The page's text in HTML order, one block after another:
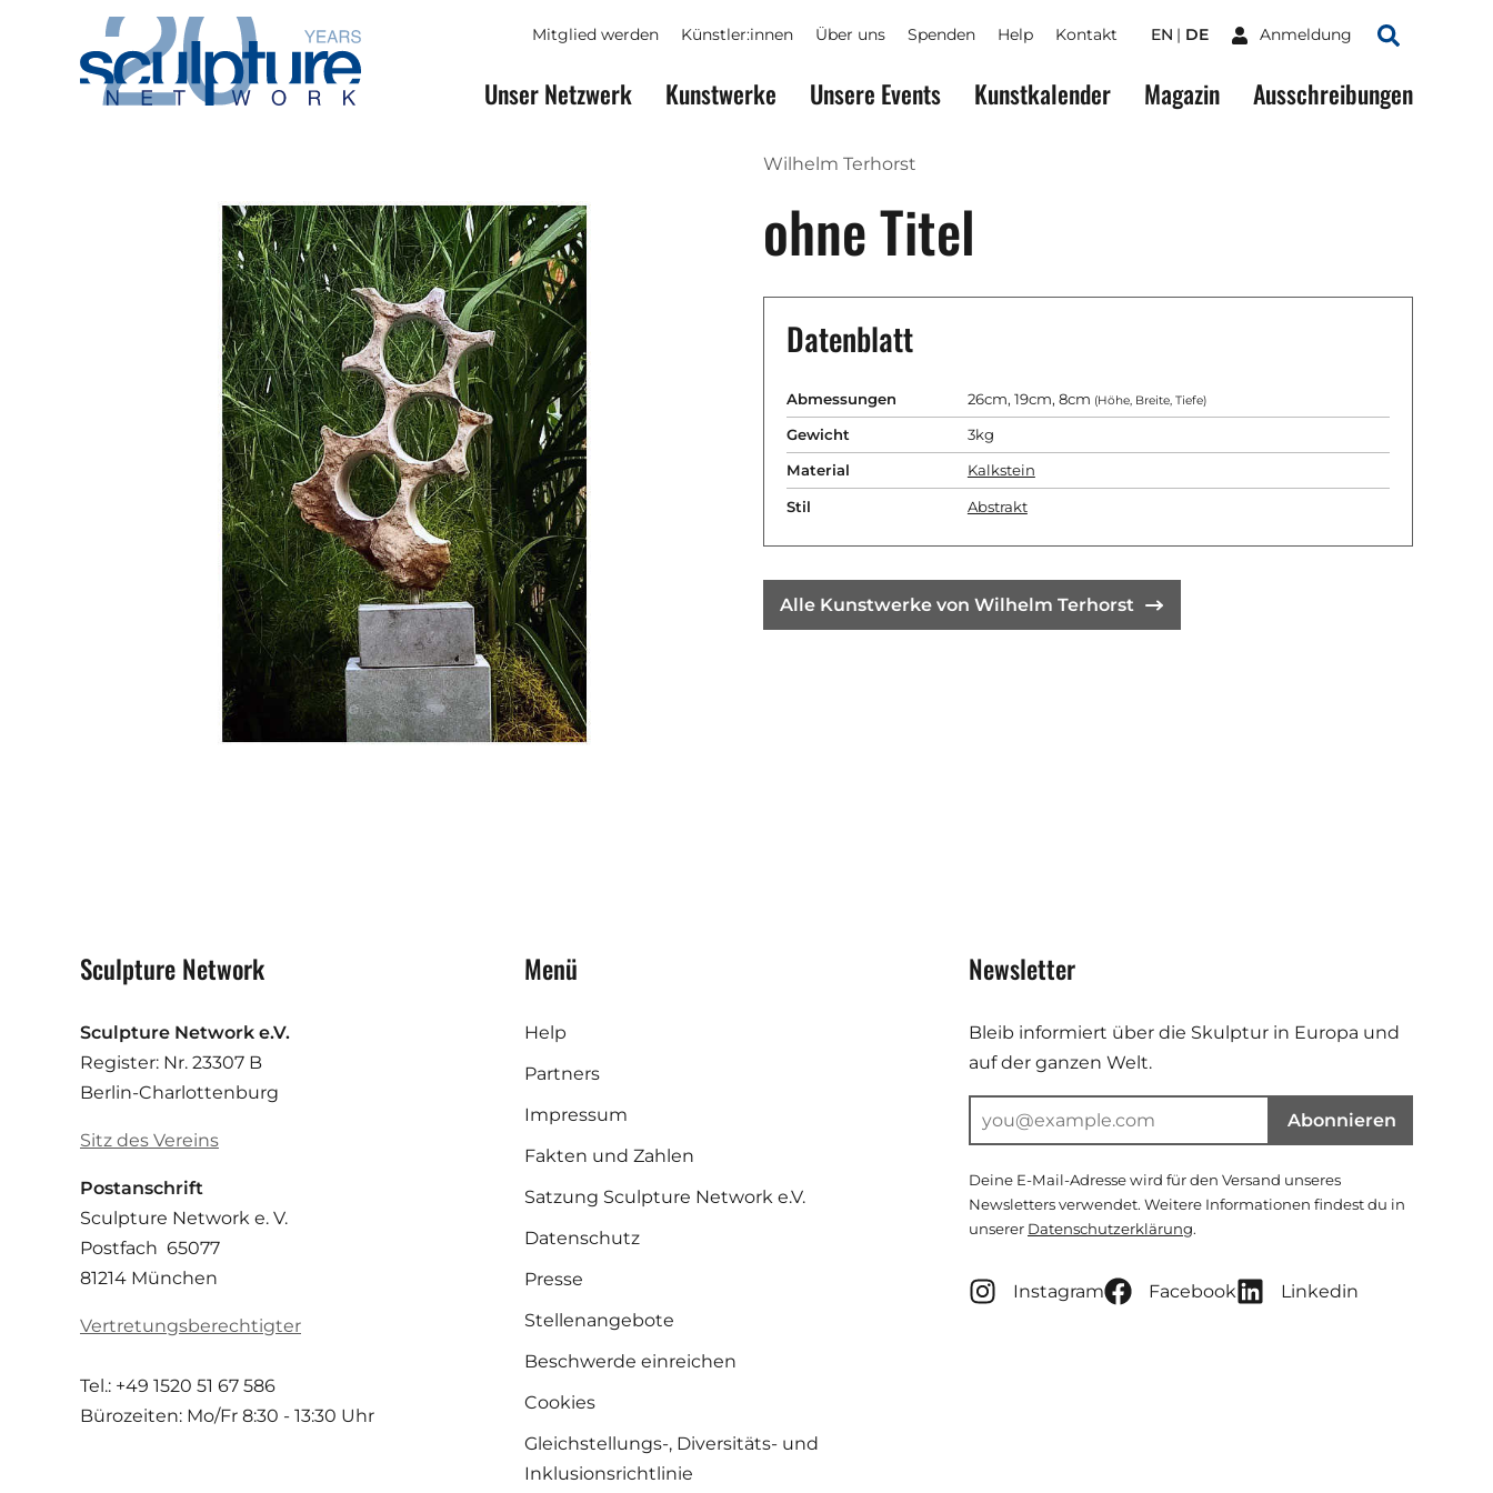
Skip to main content
Mitglied werden Künstler:innen Über uns Spenden Help Kontakt EN DE Anmeldung
Suchen
Unser Netzwerk Kunstwerke Unsere Events Kunstkalender Magazin Ausschreibungen
Wilhelm Terhorst
ohne Titel
Datenblatt
Abmessungen 26cm, 19cm, 8cm (Höhe, Breite, Tiefe)
Gewicht 3kg
Material Kalkstein
Stil Abstrakt
Alle Kunstwerke von Wilhelm Terhorst
Sculpture Network
Sculpture Network e.V.
Register: Nr. 23307 B
Berlin-Charlottenburg
Sitz des Vereins
Postanschrift
Sculpture Network e. V.
Postfach 65077
81214 München
Vertretungsberechtigter
Tel.: +49 1520 51 67 586
Bürozeiten: Mo/Fr 8:30 - 13:30 Uhr
Menü
Help
Partners
Impressum
Fakten und Zahlen
Satzung Sculpture Network e.V.
Datenschutz
Presse
Stellenangebote
Beschwerde einreichen
Cookies
Gleichstellungs-, Diversitäts- und
Inklusionsrichtlinie
Newsletter
Bleib informiert über die Skulptur in Europa und
auf der ganzen Welt.
Abonnieren
Deine E-Mail-Adresse wird für den Versand unseres
Newsletters verwendet. Weitere Informationen findest du in
unserer Datenschutzerklärung.
Instagram Facebook Linkedin